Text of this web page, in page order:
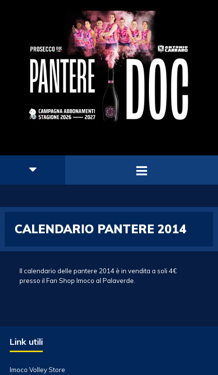
CALENDARIO PANTERE 2014
Il calendario delle pantere 2014 è in vendita a soli 4€
presso il Fan Shop Imoco al Palaverde.
Link utili
Imoco Volley Store